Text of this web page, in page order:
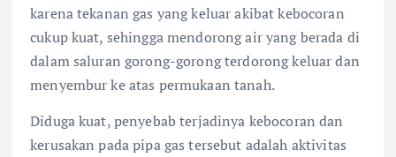
karena tekanan gas yang keluar akibat kebocoran
cukup kuat, sehingga mendorong air yang berada di
dalam saluran gorong-gorong terdorong keluar dan
menyembur ke atas permukaan tanah.
Diduga kuat, penyebab terjadinya kebocoran dan
kerusakan pada pipa gas tersebut adalah aktivitas